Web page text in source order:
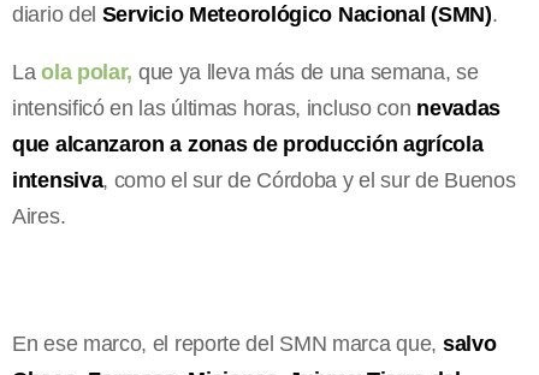
diario del Servicio Meteorológico Nacional (SMN).
Laola polar, que ya lleva más de una semana, se
intensificó en las últimas horas, incluso con nevadas
que alcanzaron a zonas de producción agrícola
intensiva, como el sur de Córdoba y el sur de Buenos
Aires.
En ese marco, el reporte del SMN marca que, salvo